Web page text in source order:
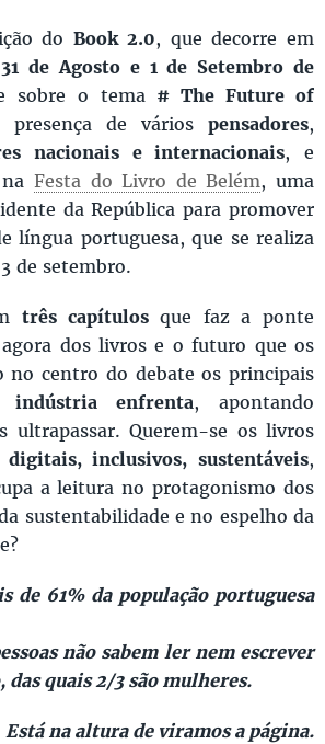
do Book 2.0, que decorre em
de Agosto e 1 de Setembro de
sobre o tema # The Future of
de vários pensadores,
nacionais e internacionais, e
Festa do Livro de Belém, uma
da República para promover
língua portuguesa, que se realiza
de setembro.
três capítulosque faz a ponte
dos livros e o futuro que os
no centro do debate os principais
indústria enfrenta, apontando
ultrapassar. Querem-se os livros
digitais, inclusivos, sustentáveis,
a leitura no protagonismo dos
sustentabilidade e no espelho da
de 61% da população portuguesa
não sabem ler nem escrever
das quais 2/3 são mulheres.
Está na altura de viramos a página.